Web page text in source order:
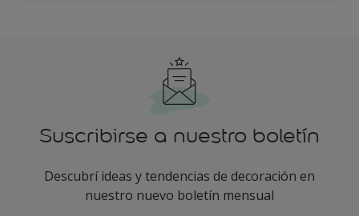
Suscribirse a nuestro boletín
Descubrí ideas y tendencias de decoración en
nuestro nuevo boletín mensual